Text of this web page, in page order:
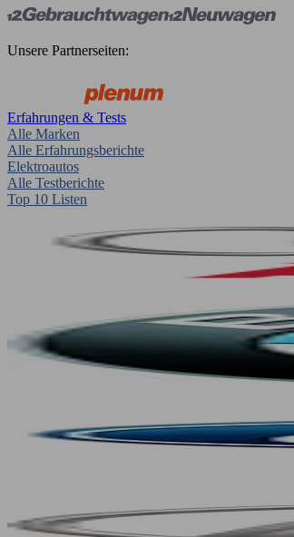
Unsere Partnerseiten:
Erfahrungen & Tests
Alle Marken
Alle Erfahrungsberichte
Elektroautos
Alle Testberichte
Top 10 Listen